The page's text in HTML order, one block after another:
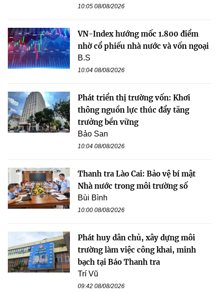
10:05 08/08/2026
VN-Index hướng mốc 1.800 điểm
nhờ cổ phiếu nhà nước và vốn ngoại
B.S
10:04 08/08/2026
Phát triển thị trường vốn: Khơi
thông nguồn lực thúc đẩy tăng
trưởng bền vững
Bảo San
10:04 08/08/2026
Thanh tra Lào Cai: Bảo vệ bí mật
Nhà nước trong môi trường số
Bùi Bình
10:00 08/08/2026
Phát huy dân chủ, xây dựng môi
trường làm việc công khai, minh
bạch tại Báo Thanh tra
Trí Vũ
09:42 08/08/2026